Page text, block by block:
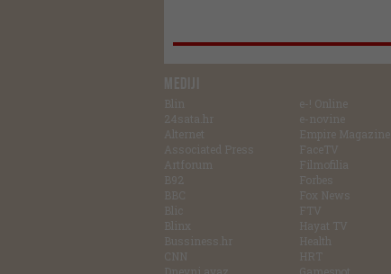
MEDIJI
Blin
24sata.hr
Alternet
Associated Press
Artforum
B92
BBC
Blic
Blinx
Bussiness.hr
CNN
e-! Online
e-novine
Empire Magazine
FaceTV
Filmofilia
Forbes
Fox News
FTV
Hayat TV
Health
HRT